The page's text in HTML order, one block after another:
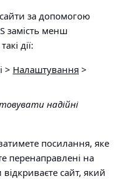
за допомогою
замість менш
дії:
> Налаштування >
надійні
посилання, яке
перенаправлені на
сайт, який